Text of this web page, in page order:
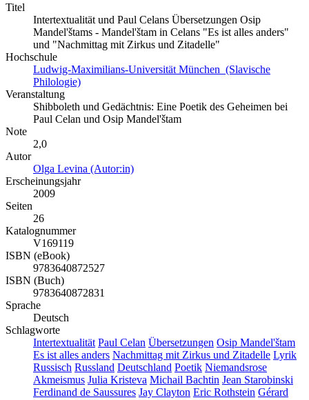
Titel
Intertextualität und Paul Celans Übersetzungen Osip
Mandel'štams - Mandel'štam in Celans "Es ist alles anders"
und "Nachmittag mit Zirkus und Zitadelle"
Hochschule
Ludwig-Maximilians-Universität München (Slavische
Philologie)
Veranstaltung
Shibboleth und Gedächtnis: Eine Poetik des Geheimen bei
Paul Celan und Osip Mandel'štam
Note
2,0
Autor
Olga Levina (Autor:in)
Erscheinungsjahr
2009
Seiten
26
Katalognummer
V169119
ISBN (eBook)
9783640872527
ISBN (Buch)
9783640872831
Sprache
Deutsch
Schlagworte
Intertextualität Paul Celan Übersetzungen Osip Mandel'štam
Es ist alles anders Nachmittag mit Zirkus und Zitadelle Lyrik
Russisch Russland Deutschland Poetik Niemandsrose
Akmeismus Julia Kristeva Michail Bachtin Jean Starobinski
Ferdinand de Saussures Jay Clayton Eric Rothstein Gérard